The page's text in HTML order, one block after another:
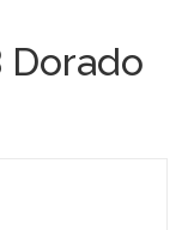
Dorado